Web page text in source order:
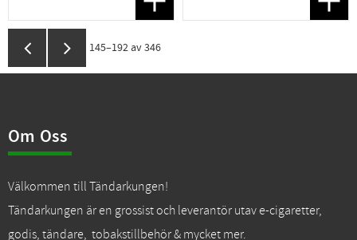
Lägg till i favoriter
145–192 av346
Om Oss
Välkommen till Tändarkungen!
Tändarkungen är en grossist och leverantör utav e-cigaretter,
godis, tändare, tobakstillbehör & mycket mer.